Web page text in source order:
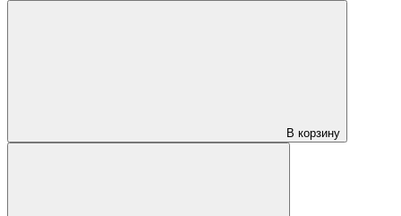
В корзину